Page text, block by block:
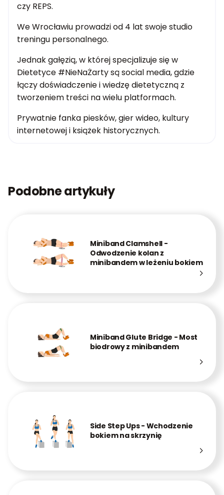
czy REPS.
We Wrocławiu prowadzi od 4 lat swoje studio
treningu personalnego.
Jednak gałęzią, w której specjalizuje się w
Dietetyce #NieNaŻarty są social media, gdzie
łączy doświadczenie i wiedzę dietetyczną z
tworzeniem treści na wielu platformach.
Prywatnie fanka piesków, gier wideo, kultury
internetowej i książek historycznych.
Podobne artykuły
Miniband Clamshell -
Odwodzenie kolan z
minibandem w leżeniu bokiem
Miniband Glute Bridge - Most
biodrowy z minibandem
Side Step Ups - Wchodzenie
bokiem na skrzynię